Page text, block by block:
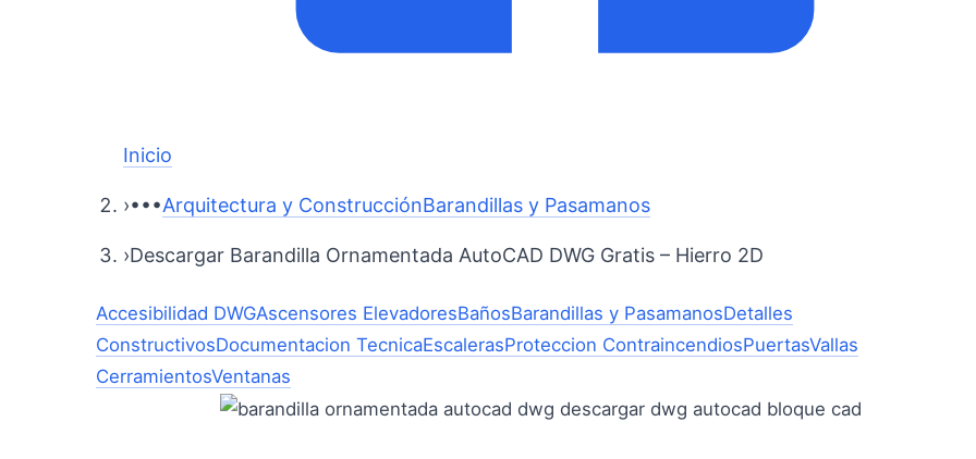
Inicio
›•••Arquitectura y ConstrucciónBarandillas y Pasamanos
›Descargar Barandilla Ornamentada AutoCAD DWG Gratis – Hierro 2D
Accesibilidad DWGAscensores ElevadoresBañosBarandillas y PasamanosDetalles
ConstructivosDocumentacion TecnicaEscalerasProteccion ContraincendiosPuertasVallas
CerramientosVentanas